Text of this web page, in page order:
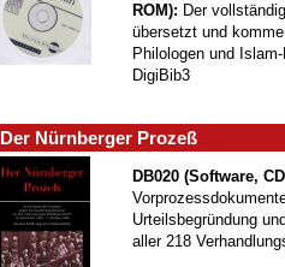
ROM): Der
übersetzt und
Philologen und
DigiBib3
Der Nürnberger Prozeß
DB020 (Software,
Urteilsbegründung
aller 218